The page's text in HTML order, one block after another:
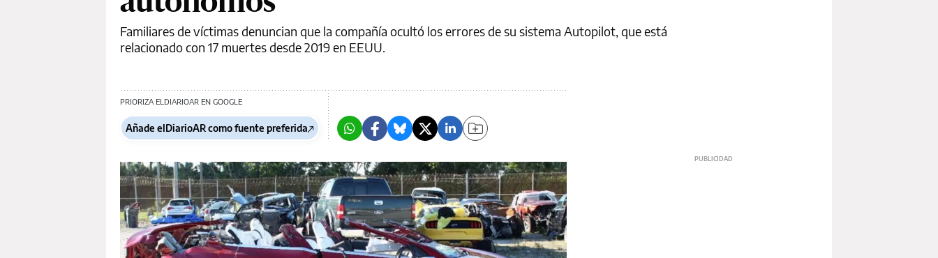
Familiares de víctimas denuncian que la compañía ocultó los errores de su sistema Autopilot, que está
relacionado con 17 muertes desde 2019 en EEUU.
PRIORIZA ELDIARIOAR EN GOOGLE
Añade elDiarioAR como fuente preferida